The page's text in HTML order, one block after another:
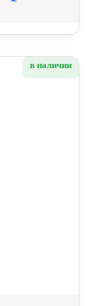
в наличии